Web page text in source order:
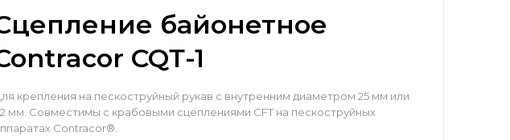
байонетное
CQТ-1
крепления на пескоструйный рукав с внутренним диаметром 25 мм или
мм. Совместимы с крабовыми сцеплениями CFT на пескоструйных
Contracor®.